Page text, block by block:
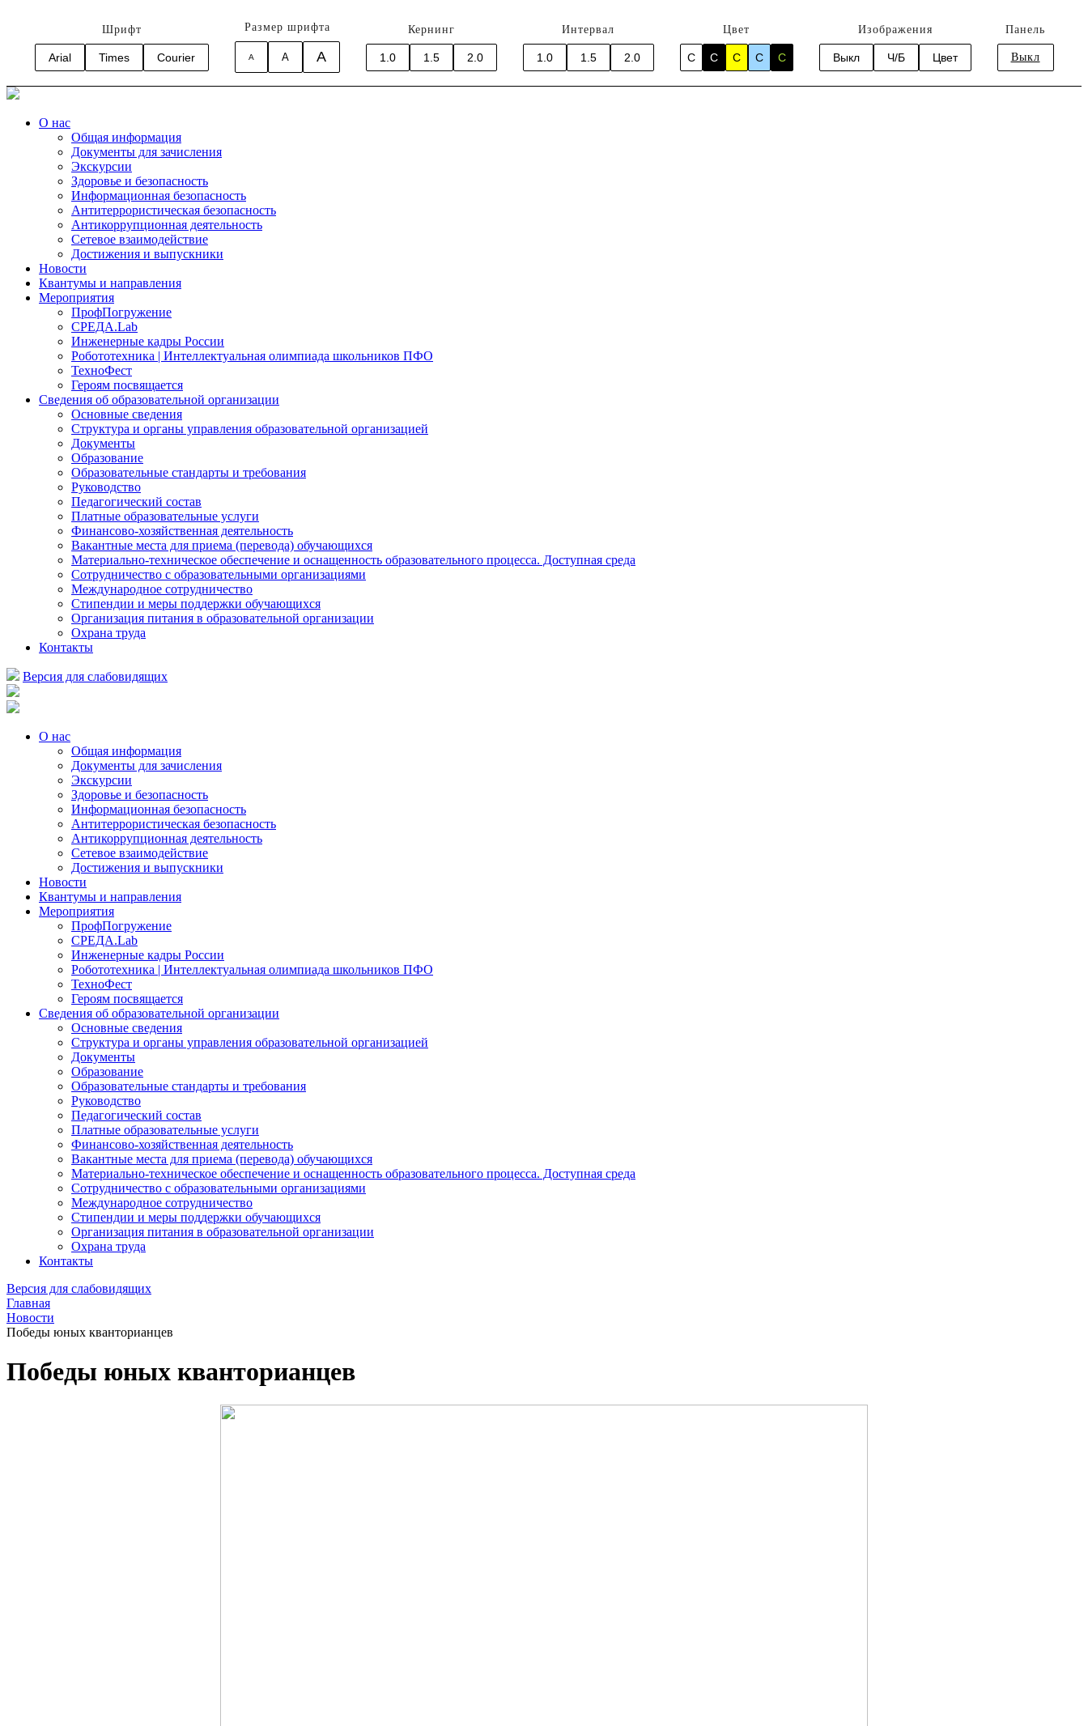
Шрифт
Arial Times Courier
Размер шрифта
A A A
Кернинг
1.0 1.5 2.0
Интервал
1.0 1.5 2.0
Цвет
C C C C C
Изображения
Выкл Ч/Б Цвет
Панель
Выкл
О нас
Общая информация
Документы для зачисления
Экскурсии
Здоровье и безопасность
Информационная безопасность
Антитеррористическая безопасность
Антикоррупционная деятельность
Сетевое взаимодействие
Достижения и выпускники
Новости
Квантумы и направления
Мероприятия
ПрофПогружение
СРЕДА.Lab
Инженерные кадры России
Робототехника | Интеллектуальная олимпиада школьников ПФО
ТехноФест
Героям посвящается
Сведения об образовательной организации
Основные сведения
Структура и органы управления образовательной организацией
Документы
Образование
Образовательные стандарты и требования
Руководство
Педагогический состав
Платные образовательные услуги
Финансово-хозяйственная деятельность
Вакантные места для приема (перевода) обучающихся
Материально-техническое обеспечение и оснащенность образовательного процесса. Доступная среда
Сотрудничество с образовательными организациями
Международное сотрудничество
Стипендии и меры поддержки обучающихся
Организация питания в образовательной организации
Охрана труда
Контакты
Версия для слабовидящих
О нас
Общая информация
Документы для зачисления
Экскурсии
Здоровье и безопасность
Информационная безопасность
Антитеррористическая безопасность
Антикоррупционная деятельность
Сетевое взаимодействие
Достижения и выпускники
Новости
Квантумы и направления
Мероприятия
ПрофПогружение
СРЕДА.Lab
Инженерные кадры России
Робототехника | Интеллектуальная олимпиада школьников ПФО
ТехноФест
Героям посвящается
Сведения об образовательной организации
Основные сведения
Структура и органы управления образовательной организацией
Документы
Образование
Образовательные стандарты и требования
Руководство
Педагогический состав
Платные образовательные услуги
Финансово-хозяйственная деятельность
Вакантные места для приема (перевода) обучающихся
Материально-техническое обеспечение и оснащенность образовательного процесса. Доступная среда
Сотрудничество с образовательными организациями
Международное сотрудничество
Стипендии и меры поддержки обучающихся
Организация питания в образовательной организации
Охрана труда
Контакты
Версия для слабовидящих
Главная
Новости
Победы юных кванторианцев
Победы юных кванторианцев